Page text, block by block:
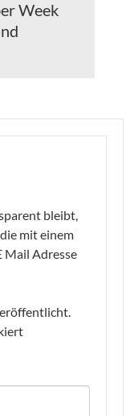
Week
bleibt,
mit einem
Mail Adresse